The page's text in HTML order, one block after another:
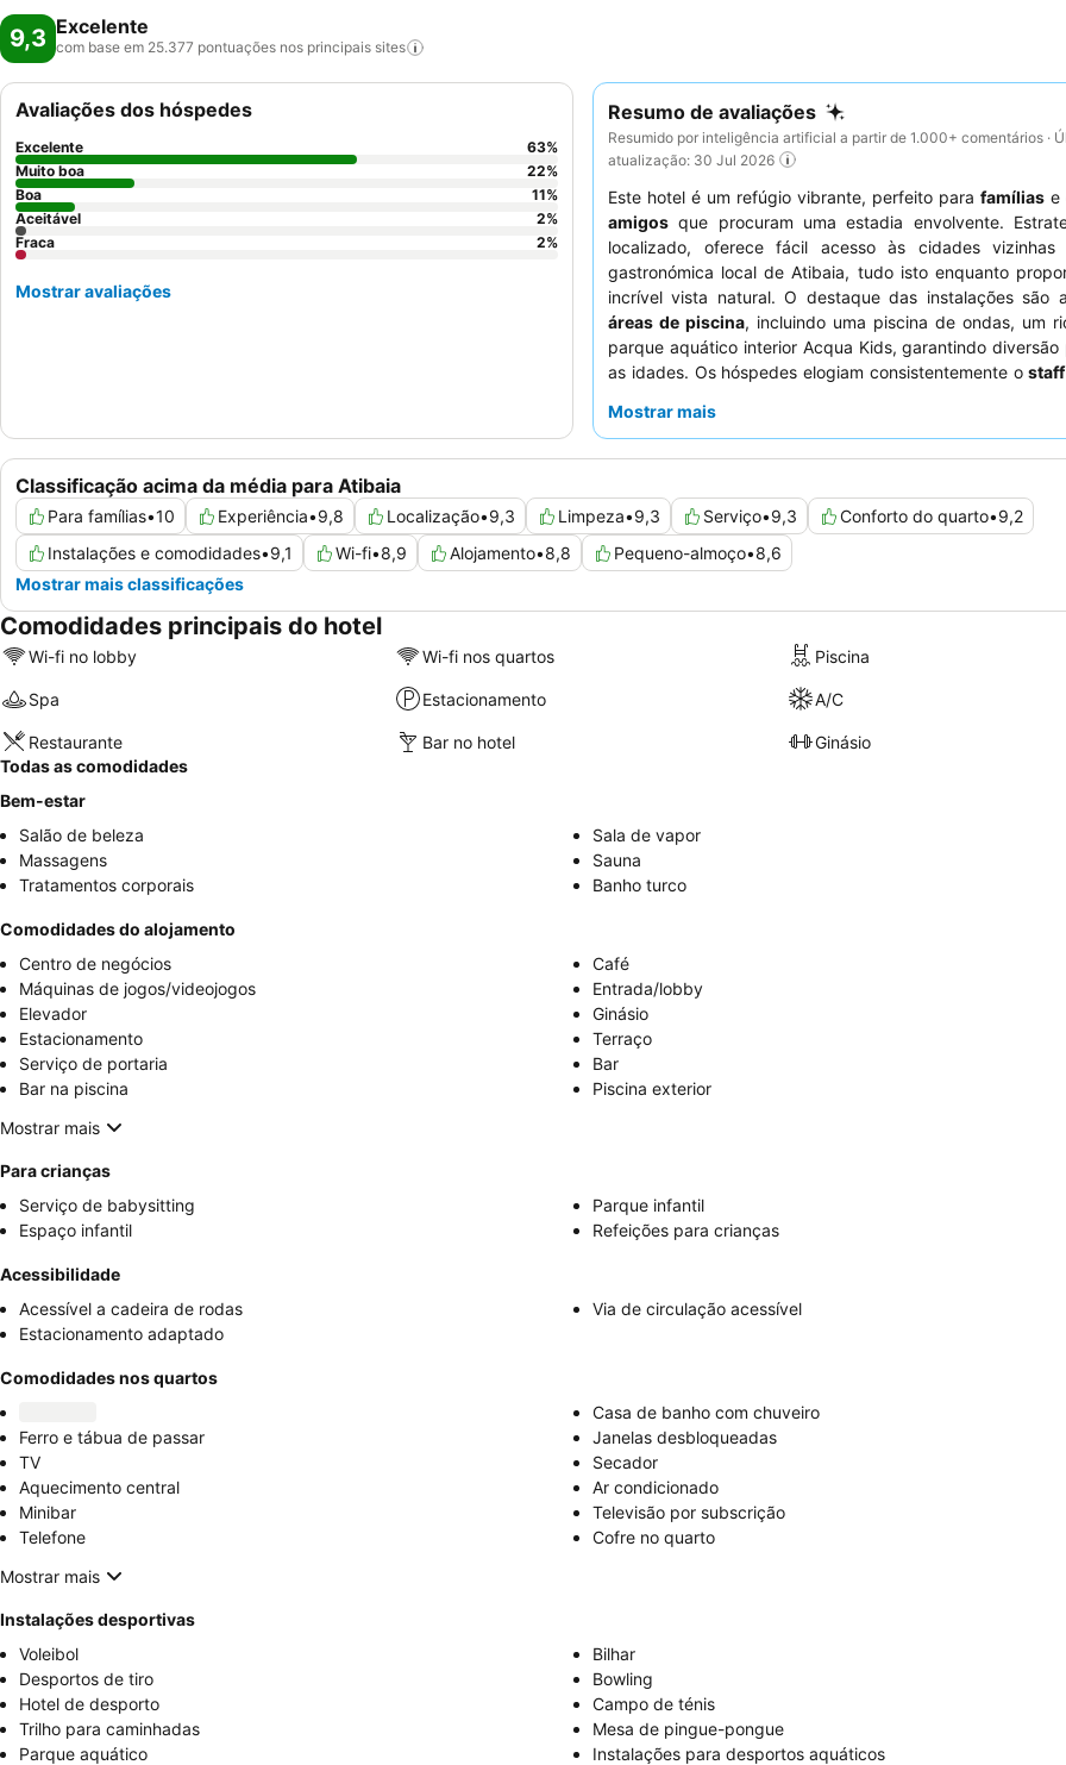
9,3 Excelente
com base em 25.377 pontuações nos principais sites
Resumo de avaliações
Resumido por inteligência artificial a partir de 1.000+ comentários ·
atualização: 30 Jul 2026
Este hotel é um refúgio vibrante, perfeito para famílias e
amigos que procuram uma estadia envolvente.
localizado, oferece fácil acesso às cidades
gastronómica local de Atibaia, tudo isto enquanto
incrível vista natural. O destaque das instalações são
áreas de piscina, incluindo uma piscina de ondas, um
parque aquático interior Acqua Kids, garantindo diversão
as idades. Os hóspedes elogiam consistentemente o
opções para todas as necessidades dietéticas. Para
Mostrar mais
Classificação acima da média para Atibaia
Para famílias•10 Experiência•9,8 Localização•9,3 Limpeza•9,3 Serviço•9,3 Conforto do quarto•9,2
Instalações e comodidades•9,1 Wi-fi•8,9 Alojamento•8,8 Pequeno-almoço•8,6
Mostrar mais classificações
Avaliações dos hóspedes
Excelente 63%
Muito boa
22%
Boa
11%
Aceitável
2%
Fraca
2%
Mostrar avaliações
Comodidades principais do hotel
Wi-fi no lobby Wi-fi nos quartos Piscina
Spa Estacionamento A/C
Restaurante Bar no hotel
Ginásio
Todas as comodidades
Bem-estar
Salão de beleza
Sala de vapor
Massagens
Sauna
Tratamentos corporais
Banho turco
Comodidades do alojamento
Centro de negócios
Café
Máquinas de jogos/videojogos
Entrada/lobby
Elevador
Ginásio
Estacionamento
Terraço
Serviço de portaria
Bar
Bar na piscina
Piscina exterior
Mostrar mais
Para crianças
Serviço de babysitting
Parque infantil
Espaço infantil
Refeições para crianças
Acessibilidade
Acessível a cadeira de rodas
Via de circulação acessível
Estacionamento adaptado
Comodidades nos quartos
Casa de banho com chuveiro
Ferro e tábua de passar
Janelas desbloqueadas
TV
Secador
Aquecimento central
Ar condicionado
Minibar
Televisão por subscrição
Telefone
Cofre no quarto
Mostrar mais
Instalações desportivas
Voleibol
Bilhar
Desportos de tiro
Bowling
Hotel de desporto
Campo de ténis
Trilho para caminhadas
Mesa de pingue-pongue
Parque aquático
Instalações para desportos aquáticos